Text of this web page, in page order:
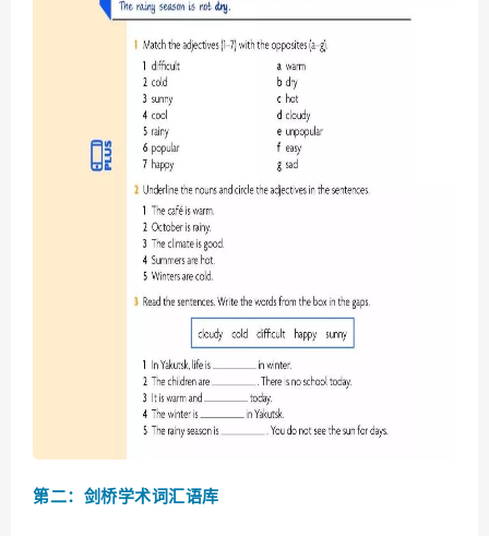
第二：剑桥学术词汇语库